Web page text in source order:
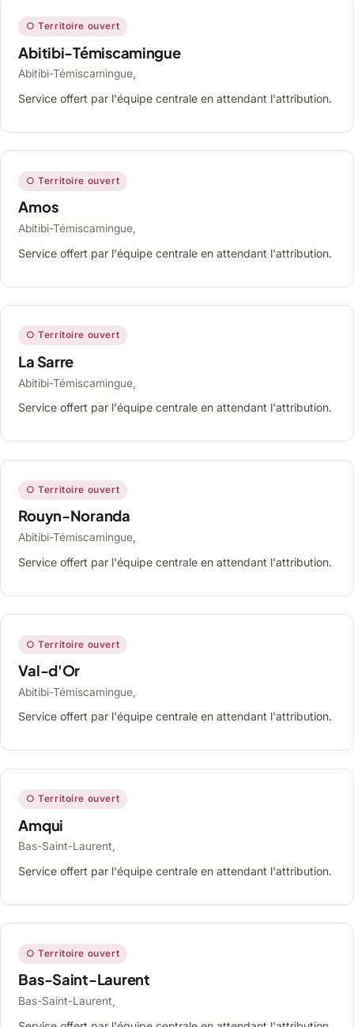
○ Territoire ouvert
Abitibi-Témiscamingue
Abitibi-Témiscamingue,
Service offert par l'équipe centrale en attendant l'attribution.
○ Territoire ouvert
Amos
Abitibi-Témiscamingue,
Service offert par l'équipe centrale en attendant l'attribution.
○ Territoire ouvert
La Sarre
Abitibi-Témiscamingue,
Service offert par l'équipe centrale en attendant l'attribution.
○ Territoire ouvert
Rouyn-Noranda
Abitibi-Témiscamingue,
Service offert par l'équipe centrale en attendant l'attribution.
○ Territoire ouvert
Val-d'Or
Abitibi-Témiscamingue,
Service offert par l'équipe centrale en attendant l'attribution.
○ Territoire ouvert
Amqui
Bas-Saint-Laurent,
Service offert par l'équipe centrale en attendant l'attribution.
○ Territoire ouvert
Bas-Saint-Laurent
Bas-Saint-Laurent,